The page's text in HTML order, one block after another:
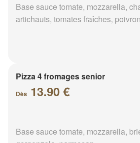
Base sauce tomate, mozzarella,
artichauts, tomates fraîches,
Pizza 4 fromages senior
Dès 13.90 €
Base sauce tomate, mozzarella,